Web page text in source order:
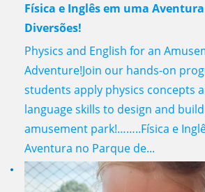
Física e Inglês em uma
Diversões!
Physics and English for an
Adventure!Join our hands-on
students apply physics concepts
language skills to design and
amusement park!……..Física e
Aventura no Parque de...